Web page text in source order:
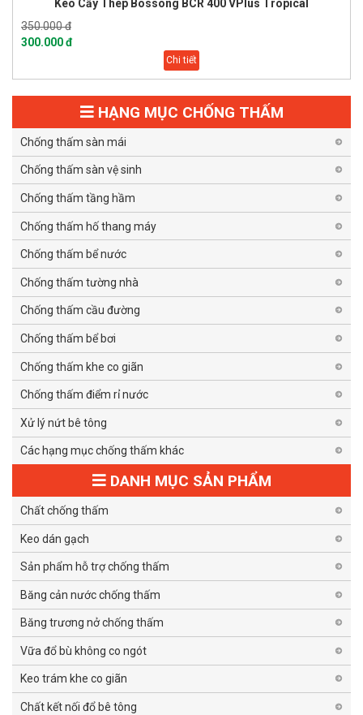
Keo Cấy Thép Bossong BCR 400 VPlus Tropical
350.000 đ
300.000 đ
Chi tiết
HẠNG MỤC CHỐNG THẤM
Chống thấm sàn mái
Chống thấm sàn vệ sinh
Chống thấm tầng hầm
Chống thấm hố thang máy
Chống thấm bể nước
Chống thấm tường nhà
Chống thấm cầu đường
Chống thấm bể bơi
Chống thấm khe co giãn
Chống thấm điểm rỉ nước
Xử lý nứt bê tông
Các hạng mục chống thấm khác
DANH MỤC SẢN PHẨM
Chất chống thấm
Keo dán gạch
Sản phẩm hỗ trợ chống thấm
Băng cản nước chống thấm
Băng trương nở chống thấm
Vữa đổ bù không co ngót
Keo trám khe co giãn
Chất kết nối đổ bê tông